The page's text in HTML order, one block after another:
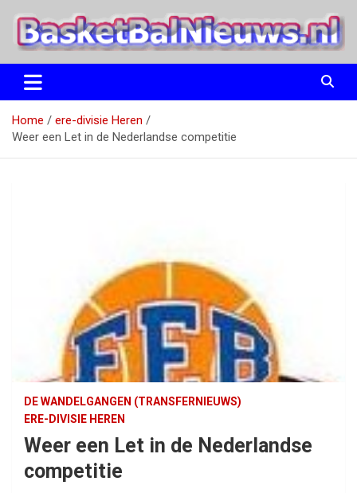
naar
BasketBalNieuws.nl
Etten
Home
ere-divisie Heren
Weer een Let in de Nederlandse competitie
DE WANDELGANGEN (TRANSFERNIEUWS)
ERE-DIVISIE HEREN
Weer een Let in de Nederlandse
competitie